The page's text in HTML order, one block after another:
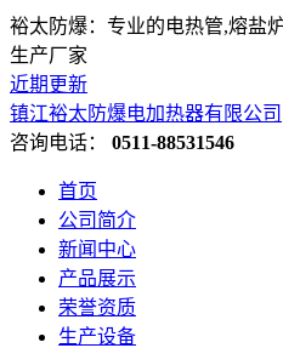
裕太防爆：专业的电热管,熔盐
生产厂家
近期更新
镇江裕太防爆电加热器有限公司
咨询电话： 0511-88531546
首页
公司简介
新闻中心
产品展示
荣誉资质
生产设备